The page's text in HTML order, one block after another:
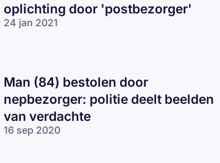
oplichting door 'postbezorger'
24 jan 2021
Man (84) bestolen door
nepbezorger: politie deelt beelden
van verdachte
16 sep 2020